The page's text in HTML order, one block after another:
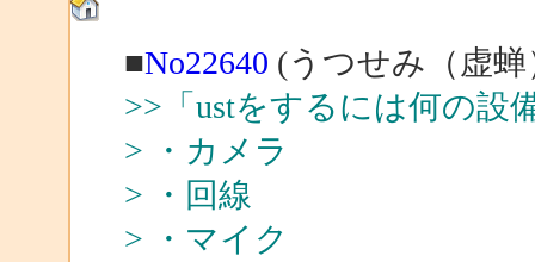
■No22640 (うつせみ（虚
>>「ustをするには何の設
> ・カメラ
> ・回線
> ・マイク